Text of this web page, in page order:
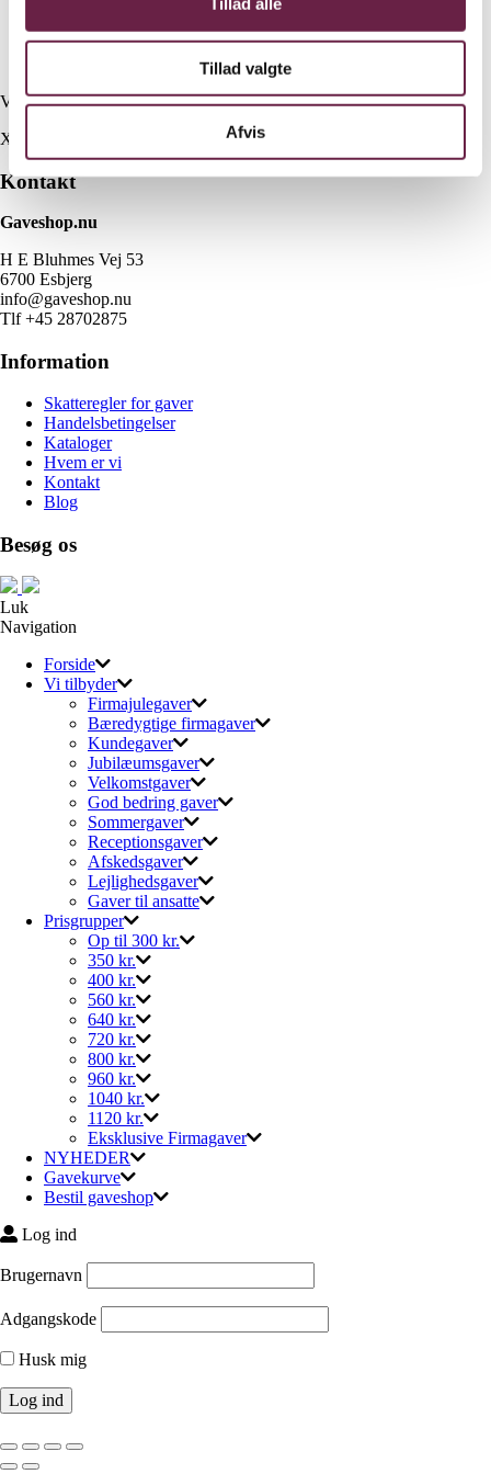
Tillad valgte
Afvis
1 stk. Den grimme ælling – H 8 cm x B 7 cm x D 6 cm
1 stk. Nattegalen – H 8 cm x B 5 cm x D 7 cm
Vejl. pris kr. 1050,-
X
Kontakt
Gaveshop.nu
H E Bluhmes Vej 53
6700 Esbjerg
info@gaveshop.nu
Tlf +45 28702875
Information
Skatteregler for gaver
Handelsbetingelser
Kataloger
Hvem er vi
Kontakt
Blog
Besøg os
Luk
Navigation
Forside
Vi tilbyder
Firmajulegaver
Bæredygtige firmagaver
Kundegaver
Jubilæumsgaver
Velkomstgaver
God bedring gaver
Sommergaver
Receptionsgaver
Afskedsgaver
Lejlighedsgaver
Gaver til ansatte
Prisgrupper
Op til 300 kr.
350 kr.
400 kr.
560 kr.
640 kr.
720 kr.
800 kr.
960 kr.
1040 kr.
1120 kr.
Eksklusive Firmagaver
NYHEDER
Gavekurve
Bestil gaveshop
Log ind
Brugernavn
Adgangskode
Husk mig